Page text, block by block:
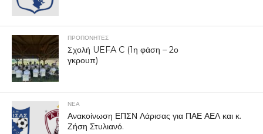
ΠΡΟΠΟΝΗΤΈΣ
Σχολή UEFA C (1η φάση – 2ο
γκρουπ)
ΝΕΑ
Ανακοίνωση ΕΠΣΝ Λάρισας για ΠΑΕ ΑΕΛ και κ.
Ζήση Στυλιανό.